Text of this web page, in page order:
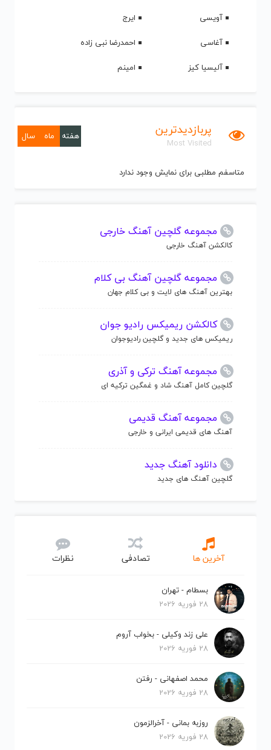
آویسی
ایرج
آغاسی
احمدرضا نبی زاده
آلیسیا کیز
امینم
پربازدیدترین
Most Visited
هفته ماه سال
متاسفم مطلبی برای نمایش وجود ندارد
مجموعه گلچین آهنگ خارجی
کالکشن آهنگ خارجی
مجموعه گلچین آهنگ بی کلام
بهترین آهنگ های لایت و بی کلام جهان
کالکشن ریمیکس رادیو جوان
ریمیکس های جدید و گلچین رادیوجوان
مجموعه آهنگ ترکی و آذری
گلچین کامل آهنگ شاد و غمگین ترکیه ای
مجموعه آهنگ قدیمی
آهنگ های قدیمی ایرانی و خارجی
دانلود آهنگ جدید
گلچین آهنگ های جدید
آخرین ها تصادفی نظرات
بسطام - تهران
28 فوریه 2026
علی زند وکیلی - بخواب آروم
28 فوریه 2026
محمد اصفهانی - رفتن
28 فوریه 2026
روزبه بمانی - آخرالزمون
28 فوریه 2026